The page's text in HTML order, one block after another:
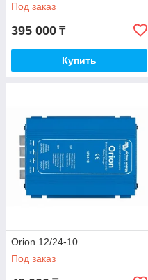
Под заказ
395 000 ₸
Купить
Orion 12/24-10
Под заказ